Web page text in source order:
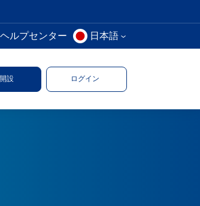
ヘルプセンター 日本語
設 ログイン